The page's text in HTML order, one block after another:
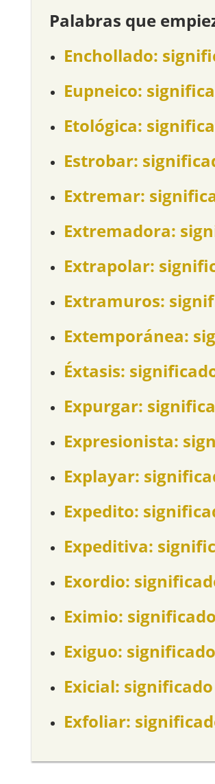
Palabras que
Enchollado:
Eupneico:
Etológica:
Estrobar:
Extremar:
Extremadora:
Extrapolar:
Extramuros:
Extemporánea:
Éxtasis:
Expurgar:
Expresionista:
Explayar:
Expedito:
Expeditiva:
Exordio:
Eximio:
Exiguo:
Exicial:
Exfoliar: